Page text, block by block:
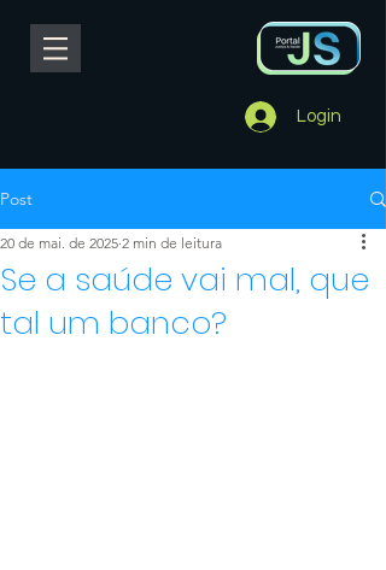
Login
Post
Se a saúde vai mal, que
tal um banco?
20 de mai. de 2025 2 min de leitura